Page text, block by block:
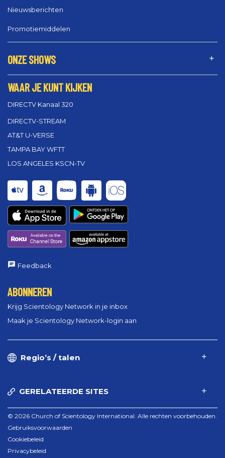
Nieuwsberichten
Promotiemiddelen
ONZE SHOWS
WAAR JE KUNT KIJKEN
DIRECTV Kanaal 320
DIRECTV-STREAM
AT&T U-VERSE
TAMPA BAY WFTT
LOS ANGELES KSCN-TV
Feedback
ABONNEREN
Krijg Scientology Network in je inbox
Maak je Scientology Network-login aan
Regio’s / talen
GERELATEERDE SITES
© 2026 Church of Scientology International. Alle rechten voorbehouden.
Gebruiksvoorwaarden
Cookiebeleid
Privacybeleid